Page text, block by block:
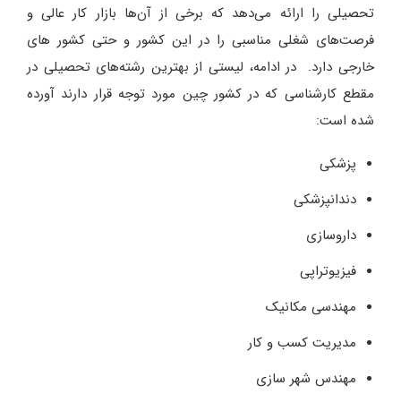
تحصیلی را ارائه می‌دهد که برخی از آن‌ها بازار کار عالی و
فرصت‌های شغلی مناسبی را در این کشور و حتی کشور های
خارجی دارد. در ادامه، لیستی از بهترین رشته‌های تحصیلی در
مقطع کارشناسی که در کشور چین مورد توجه قرار دارند آورده
شده است:
پزشکی
دندانپزشکی
داروسازی
فیزیوتراپی
مهندسی مکانیک
مدیریت کسب و کار
مهندس شهر سازی